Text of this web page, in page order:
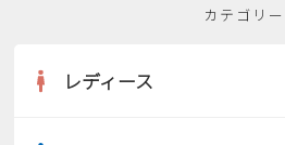
カテゴリー
レディース